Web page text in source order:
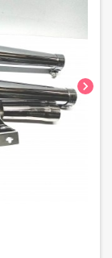
chevron_right